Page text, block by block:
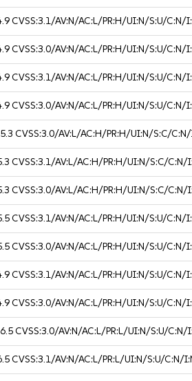
CVSS:3.1/AV:N/AC:L/PR:H/UI:N/S:U/C:N/
CVSS:3.0/AV:N/AC:L/PR:H/UI:N/S:U/C:N/
CVSS:3.1/AV:N/AC:L/PR:H/UI:N/S:U/C:N/
CVSS:3.0/AV:N/AC:L/PR:H/UI:N/S:U/C:N/
5.3 CVSS:3.0/AV:L/AC:H/PR:H/UI:N/S:C/
CVSS:3.1/AV:L/AC:H/PR:H/UI:N/S:C/C:N/
CVSS:3.0/AV:L/AC:H/PR:H/UI:N/S:C/C:N/
CVSS:3.1/AV:N/AC:L/PR:H/UI:N/S:U/C:N/
CVSS:3.0/AV:N/AC:L/PR:H/UI:N/S:U/C:N/
CVSS:3.1/AV:N/AC:L/PR:H/UI:N/S:U/C:N/
CVSS:3.0/AV:N/AC:L/PR:H/UI:N/S:U/C:N/
6.5CVSS:3.0/AV:N/AC:L/PR:L/UI:N/S:U/C:N/
CVSS:3.1/AV:N/AC:L/PR:L/UI:N/S:U/C:N/